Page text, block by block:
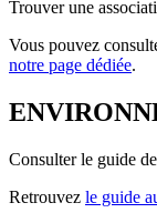
Trouver une
Vous pouvez
notre page dédiée.
Consulter le guide
Retrouvez le guide